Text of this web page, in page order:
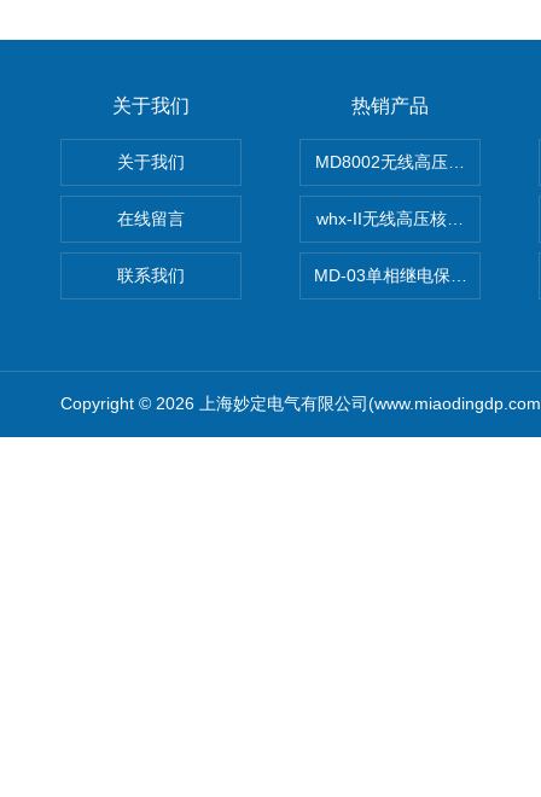
关于我们
关于我们
在线留言
联系我们
热销产品
MD8002无线高压核相仪
whx-II无线高压核相仪
MD-03单相继电保护测试仪价
Copyright © 2026 上海妙定电气有限公司